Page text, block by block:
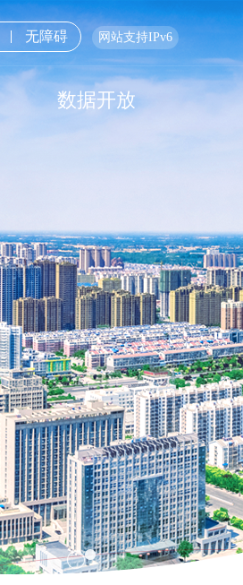
无障碍 网站支持IPv6
数据开放